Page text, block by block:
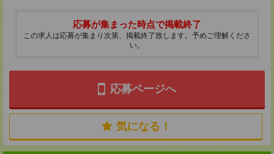
応募が集まった時点で掲載終了
この求人は応募が集まり次第、掲載終了致します。予めご理解くださ
い。
応募ページへ
気になる！